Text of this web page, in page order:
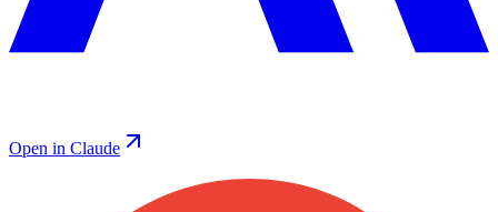
Open in Claude